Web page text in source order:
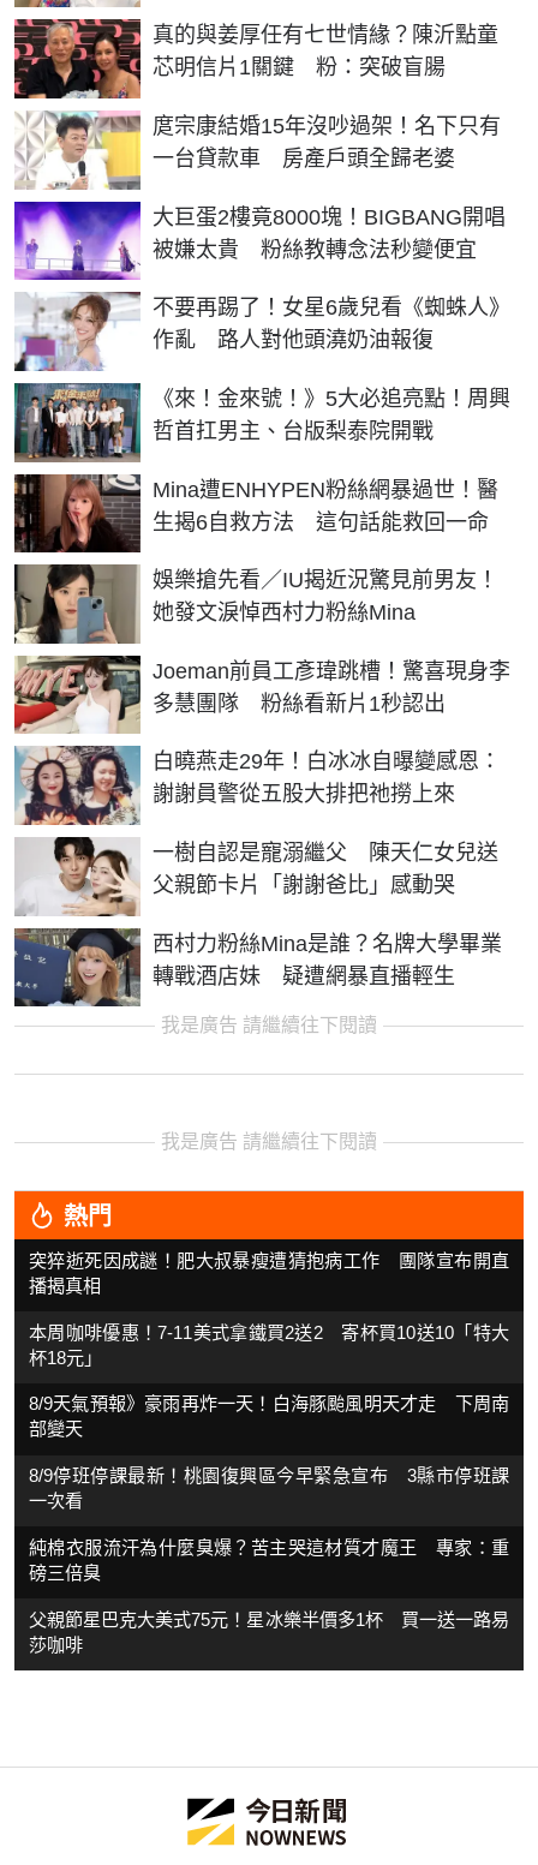
真的與姜厚任有七世情緣？陳沂點童
芯明信片1關鍵 粉：突破盲腸
庹宗康結婚15年沒吵過架！名下只有
一台貸款車 房產戶頭全歸老婆
大巨蛋2樓竟8000塊！BIGBANG開唱
被嫌太貴 粉絲教轉念法秒變便宜
不要再踢了！女星6歲兒看《蜘蛛人》
作亂 路人對他頭澆奶油報復
《來！金來號！》5大必追亮點！周興
哲首扛男主、台版梨泰院開戰
Mina遭ENHYPEN粉絲網暴過世！醫
生揭6自救方法 這句話能救回一命
娛樂搶先看／IU揭近況驚見前男友！
她發文淚悼西村力粉絲Mina
Joeman前員工彥瑋跳槽！驚喜現身李
多慧團隊 粉絲看新片1秒認出
白曉燕走29年！白冰冰自曝變感恩：
謝謝員警從五股大排把祂撈上來
一樹自認是寵溺繼父 陳天仁女兒送
父親節卡片「謝謝爸比」感動哭
西村力粉絲Mina是誰？名牌大學畢業
轉戰酒店妹 疑遭網暴直播輕生
我是廣告 請繼續往下閱讀
我是廣告 請繼續往下閱讀
熱門
突猝逝死因成謎！肥大叔暴瘦遭猜抱病工作 團隊宣布開直
播揭真相
本周咖啡優惠！7-11美式拿鐵買2送2 寄杯買10送10「特大
杯18元」
8/9天氣預報》豪雨再炸一天！白海豚颱風明天才走 下周南
部變天
8/9停班停課最新！桃園復興區今早緊急宣布 3縣市停班課
一次看
純棉衣服流汗為什麼臭爆？苦主哭這材質才魔王 專家：重
磅三倍臭
父親節星巴克大美式75元！星冰樂半價多1杯 買一送一路易
莎咖啡